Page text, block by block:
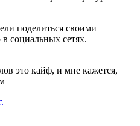
поделиться своими
социальных сетях.
это кайф, и мне кажется,